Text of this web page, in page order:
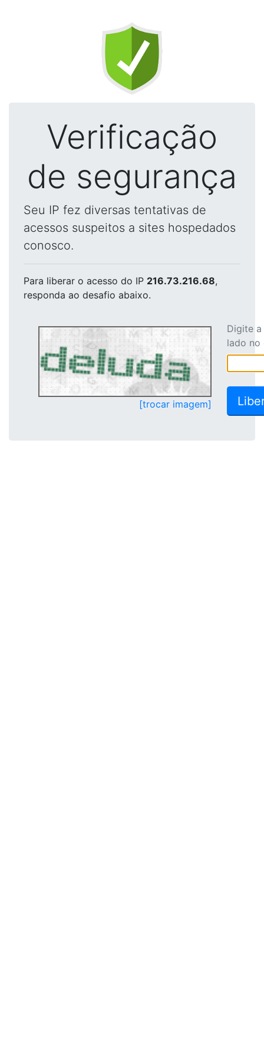
Verificação
de segurança
Seu IP fez diversas tentativas de
acessos suspeitos a sites hospedados
conosco.
Para liberar o acesso do IP 216.73.216.68,
responda ao desafio abaixo.
[trocar imagem]
Digite
lado no